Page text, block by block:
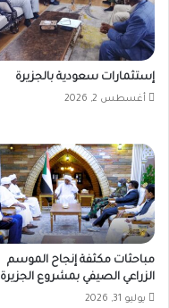
إستثمارات سعودية بالجزيرة
أغسطس 2, 2026
مباحثات مكثفة إنجاح الموسم
الزراعي الصيفي بمشروع الجزيرة
يوليو 31, 2026